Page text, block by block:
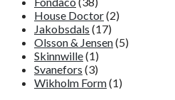
House Doctor(2)
Jakobsdals (17)
Olsson & Jensen(5)
Skinnwille(1)
Svanefors (3)
Wikholm Form(1)